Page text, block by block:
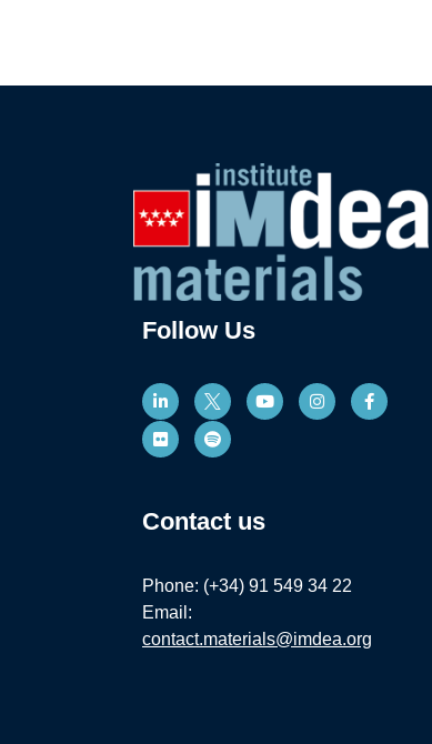
Follow Us
Contact us
Phone: (+34) 91 549 34 22
Email:
contact.materials@imdea.org